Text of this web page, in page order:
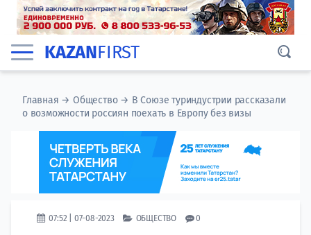
KAZANFIRST
Главная →Общество→ В Союзе туриндустрии рассказали
о возможности россиян поехать в Европу без визы
07:52 | 07-08-2023 ОБЩЕСТВО 0